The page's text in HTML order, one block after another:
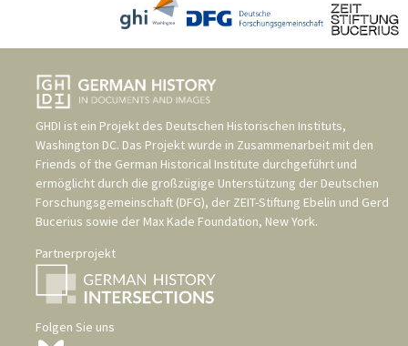
GHDI ist ein Projekt des Deutschen Historischen Instituts,
Washington DC. Das Projekt wurde in Zusammenarbeit mit den
Friends of the German Historical Institute durchgeführt und
ermöglicht durch die großzügige Unterstützung der Deutschen
Forschungsgemeinschaft (DFG), der ZEIT-Stiftung Ebelin und Gerd
Bucerius sowie der Max Kade Foundation, New York.
Partnerprojekt
Folgen Sie uns